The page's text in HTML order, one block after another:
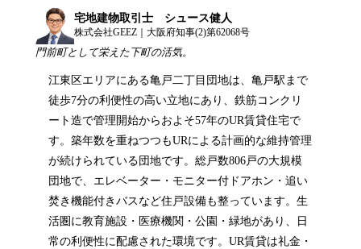
宅地建物取引士 シュース健人
株式会社GEEZ｜大阪府知事(2)第62068号
門前町として栄えた下町の活気。
江東区エリアにある亀戸二丁目団地は、亀戸駅まで
徒歩7分の利便性の高い立地にあり、鉄筋コンクリ
ート造で管理開始からおよそ57年のUR賃貸住宅で
す。築年数を重ねつつもURによる計画的な維持管理
が続けられている団地です。総戸数806戸の大規模
団地で、エレベーター・モニター付ドアホン・追い
焚き機能付きバスなど住戸設備も整っています。生
活圏に教育施設・医療機関・公園・緑地があり、日
常の利便性に配慮された環境です。UR賃貸は礼金・